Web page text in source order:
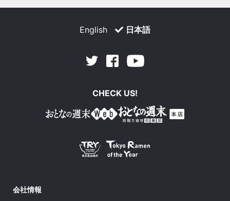
English 日本語
Twitter Facebook
CHECK US!
会社情報